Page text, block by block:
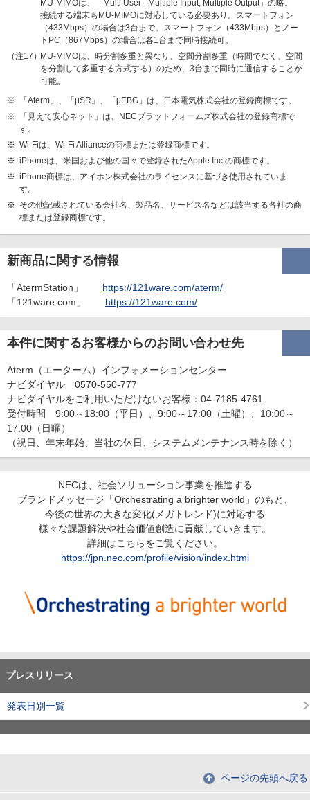
MU-MIMOは、「Multi User - Multiple Input, Multiple Output」の略。
接続する端末もMU-MIMOに対応している必要あり。スマートフォン
（433Mbps）の場合は3台まで。スマートフォン（433Mbps）とノー
トPC（867Mbps）の場合は各1台まで同時接続可。
（注17）MU-MIMOは、時分割多重と異なり、空間分割多重（時間でなく、空間
を分割して多重する方式する）のため、3台まで同時に通信することが
可能。
※
「Aterm」、「µSR」、「μEBG」は、日本電気株式会社の登録商標です。
※
「見えて安心ネット」は、NECプラットフォームズ株式会社の登録商標で
す。
※ Wi-Fiは、Wi-Fi Allianceの商標または登録商標です。
※ iPhoneは、米国および他の国々で登録されたApple Inc.の商標です。
※ iPhone商標は、アイホン株式会社のライセンスに基づき使用されていま
す。
※ その他記載されている会社名、製品名、サービス名などは該当する各社の商
標または登録商標です。
新商品に関する情報
「AtermStation」 https://121ware.com/aterm/
「121ware.com」 https://121ware.com/
本件に関するお客様からのお問い合わせ先
Aterm（エーターム）インフォメーションセンター
ナビダイヤル 0570-550-777
ナビダイヤルをご利用いただけないお客様：04-7185-4761
受付時間 9:00～18:00（平日）、9:00～17:00（土曜）、10:00～
17:00（日曜）
（祝日、年末年始、当社の休日、システムメンテナンス時を除く）
NECは、社会ソリューション事業を推進する
ブランドメッセージ「Orchestrating a brighter world」のもと、
今後の世界の大きな変化(メガトレンド)に対応する
様々な課題解決や社会価値創造に貢献していきます。
詳細はこちらをご覧ください。
https://jpn.nec.com/profile/vision/index.html
プレスリリース
発表日別一覧
ページの先頭へ戻る